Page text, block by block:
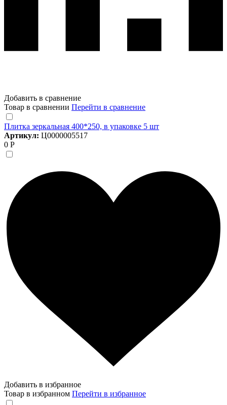
Добавить в сравнение
Товар в сравнении Перейти в сравнение
Плитка зеркальная 400*250, в упаковке 5 шт
Артикул: Ц0000005517
0 Р
Добавить в избранное
Товар в избранном Перейти в избранное